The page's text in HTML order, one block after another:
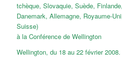
tchèque, Slovaquie, Suède,
Danemark, Allemagne, Royaume-
Suisse)
à la Conférence de Wellington
Wellington, du 18 au 22 février 2008.